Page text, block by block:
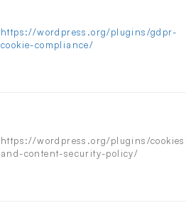
https://wordpress.org/plugins/gdpr-
cookie-compliance/
https://wordpress.org/plugins/
and-content-security-policy/